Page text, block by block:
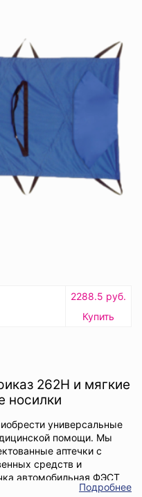
2288.5 руб.
Купить
262Н и мягкие
носилки
универсальные
помощи. Мы
аптечки с
средств и
автомобильная ФЭСТ
ОнаПодробнее